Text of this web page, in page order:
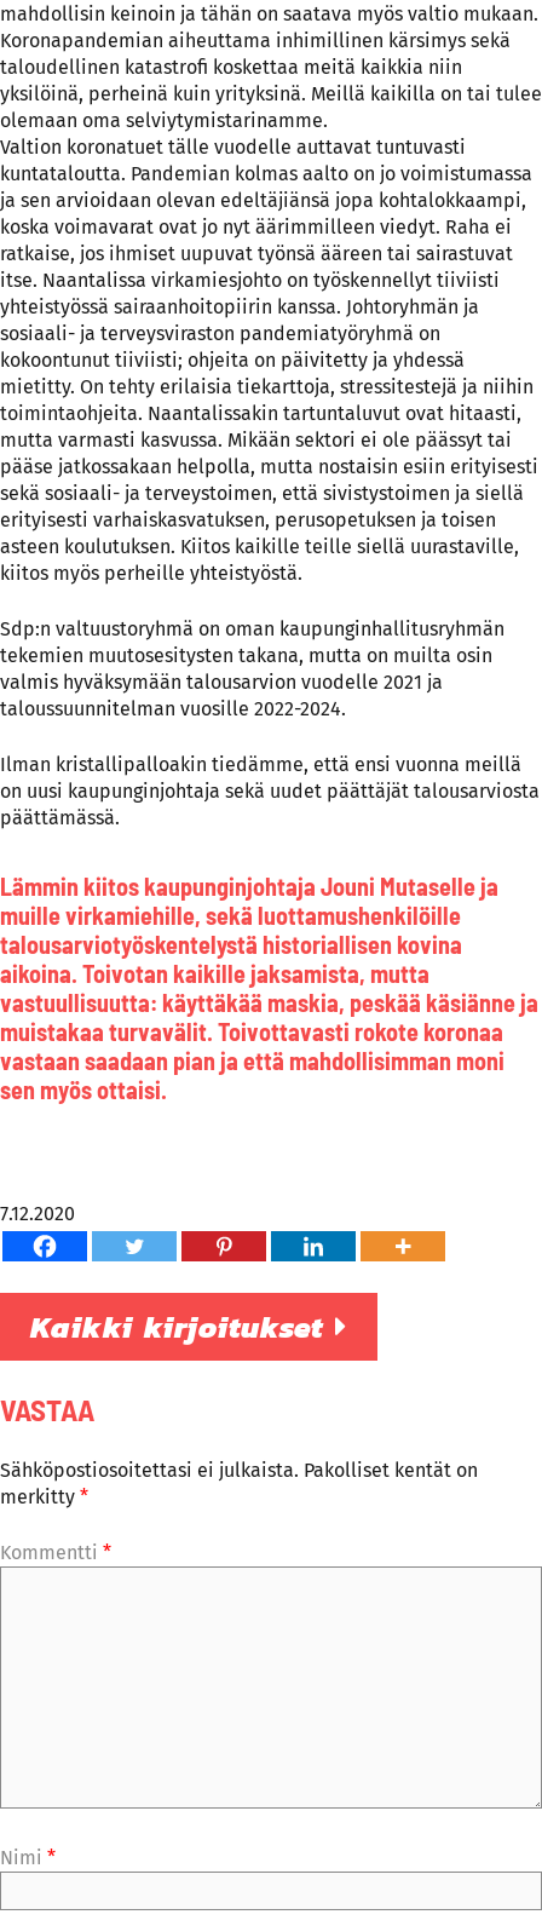
mahdollisin keinoin ja tähän on saatava myös valtio mukaan.
Koronapandemian aiheuttama inhimillinen kärsimys sekä
taloudellinen katastrofi koskettaa meitä kaikkia niin
yksilöinä, perheinä kuin yrityksinä. Meillä kaikilla on tai tulee
olemaan oma selviytymistarinamme.
Valtion koronatuet tälle vuodelle auttavat tuntuvasti
kuntataloutta. Pandemian kolmas aalto on jo voimistumassa
ja sen arvioidaan olevan edeltäjiänsä jopa kohtalokkaampi,
koska voimavarat ovat jo nyt äärimmilleen viedyt. Raha ei
ratkaise, jos ihmiset uupuvat työnsä ääreen tai sairastuvat
itse. Naantalissa virkamiesjohto on työskennellyt tiiviisti
yhteistyössä sairaanhoitopiirin kanssa. Johtoryhmän ja
sosiaali- ja terveysviraston pandemiatyöryhmä on
kokoontunut tiiviisti; ohjeita on päivitetty ja yhdessä
mietitty. On tehty erilaisia tiekarttoja, stressitestejä ja niihin
toimintaohjeita. Naantalissakin tartuntaluvut ovat hitaasti,
mutta varmasti kasvussa. Mikään sektori ei ole päässyt tai
pääse jatkossakaan helpolla, mutta nostaisin esiin erityisesti
sekä sosiaali- ja terveystoimen, että sivistystoimen ja siellä
erityisesti varhaiskasvatuksen, perusopetuksen ja toisen
asteen koulutuksen. Kiitos kaikille teille siellä uurastaville,
kiitos myös perheille yhteistyöstä.
Sdp:n valtuustoryhmä on oman kaupunginhallitusryhmän
tekemien muutosesitysten takana, mutta on muilta osin
valmis hyväksymään talousarvion vuodelle 2021 ja
taloussuunnitelman vuosille 2022-2024.
Ilman kristallipalloakin tiedämme, että ensi vuonna meillä
on uusi kaupunginjohtaja sekä uudet päättäjät talousarviosta
päättämässä.
Lämmin kiitos kaupunginjohtaja Jouni Mutaselle ja
muille virkamiehille, sekä luottamushenkilöille
talousarviotyöskentelystä historiallisen kovina
aikoina. Toivotan kaikille jaksamista, mutta
vastuullisuutta: käyttäkää maskia, peskää käsiänne ja
muistakaa turvavälit. Toivottavasti rokote koronaa
vastaan saadaan pian ja että mahdollisimman moni
sen myös ottaisi.
7.12.2020
Kaikki kirjoitukset
VASTAA
Sähköpostiosoitettasi ei julkaista. Pakolliset kentät on
merkitty *
Kommentti *
Nimi *